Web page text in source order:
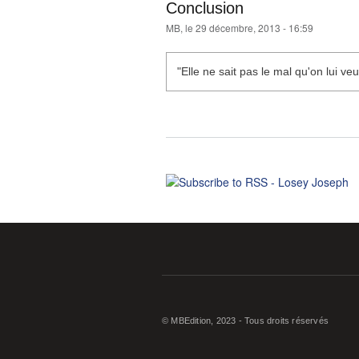
Conclusion
MB, le 29 décembre, 2013 - 16:59
"Elle ne sait pas le mal qu'on lui
© MBEdition, 2023 - Tous droits réservés